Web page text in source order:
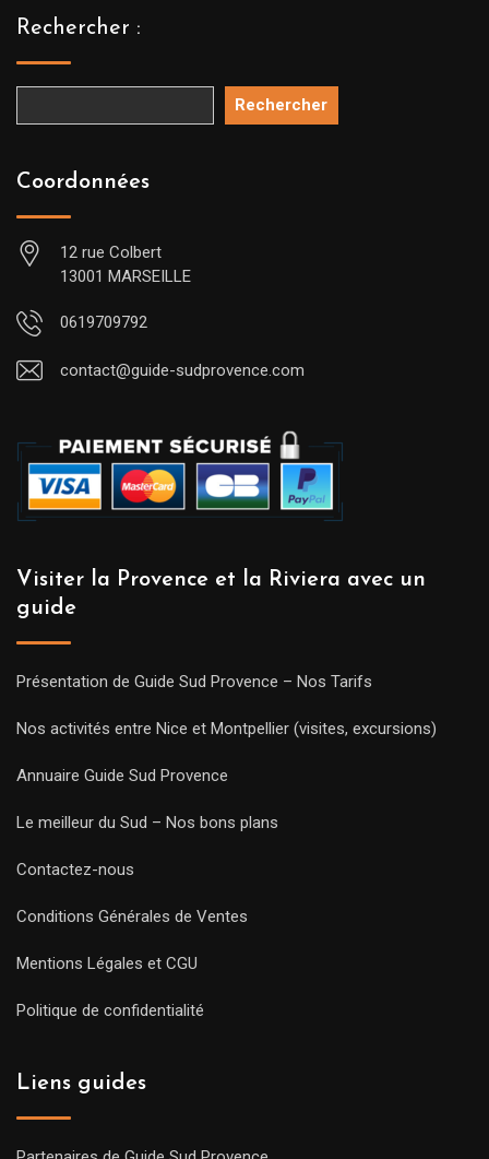
Rechercher :
Rechercher
Coordonnées
12 rue Colbert
13001 MARSEILLE
0619709792
contact@guide-sudprovence.com
Visiter la Provence et la Riviera avec un
guide
Présentation de Guide Sud Provence – Nos Tarifs
Nos activités entre Nice et Montpellier (visites, excursions)
Annuaire Guide Sud Provence
Le meilleur du Sud – Nos bons plans
Contactez-nous
Conditions Générales de Ventes
Mentions Légales et CGU
Politique de confidentialité
Liens guides